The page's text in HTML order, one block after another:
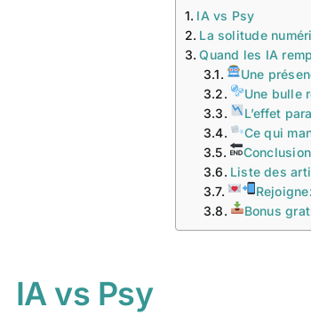
IA vs Psy
La solitude
Quand les IA
Une
Une bulle
L’effet
Ce qui
Liste des
Bonus
IA vs Psy